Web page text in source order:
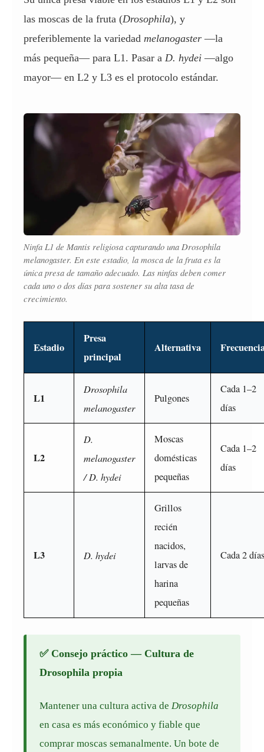
las moscas de la fruta (Drosophila), y
preferiblemente la variedad melanogaster —la
más pequeña— para L1. Pasar a D. hydei —algo
mayor— en L2 y L3 es el protocolo estándar.
Ninfa L1 de Mantis religiosa capturando una Drosophila
melanogaster. En este estadio, la mosca de la fruta es la
única presa de tamaño adecuado. Las ninfas deben comer
cada uno o dos días para sostener su alta tasa de
crecimiento.
Estadio
Presa
principal
Alternativa
L1
Drosophila
melanogaster
Pulgones
Cada 1–2
días
L2
D.
melanogaster
/ D. hydei
Moscas
domésticas
pequeñas
Cada 1–2
días
L3 D. hydei
Grillos
recién
nacidos,
larvas de
harina
pequeñas
Cada 2 días
✅ Consejo práctico — Cultura de
Drosophila propia
Mantener una cultura activa de Drosophila
en casa es más económico y fiable que
comprar moscas semanalmente. Un bote de